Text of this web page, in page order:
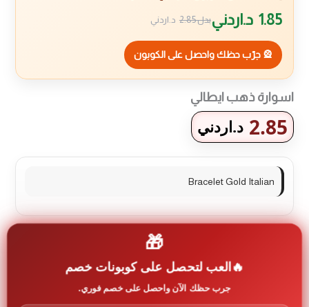
1.85 د.اردنيبدل2.85 د.اردني
🎡 جرّب حظك واحصل على الكوبون
اسوارة ذهب ايطالي
2.85 د.اردني
Bracelet Gold Italian
إضافة إلى السلة
🎁
العب لتحصل على كوبونات خصم
جرب حظك الآن واحصل على خصم فوري.